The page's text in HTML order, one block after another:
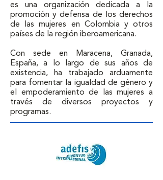
es una organización dedicada a la
promoción y defensa de los derechos
de las mujeres en Colombia y otros
países de la región iberoamericana.
Con sede en Maracena, Granada,
España, a lo largo de sus años de
existencia, ha trabajado arduamente
para fomentar la igualdad de género y
el empoderamiento de las mujeres a
través de diversos proyectos y
programas.